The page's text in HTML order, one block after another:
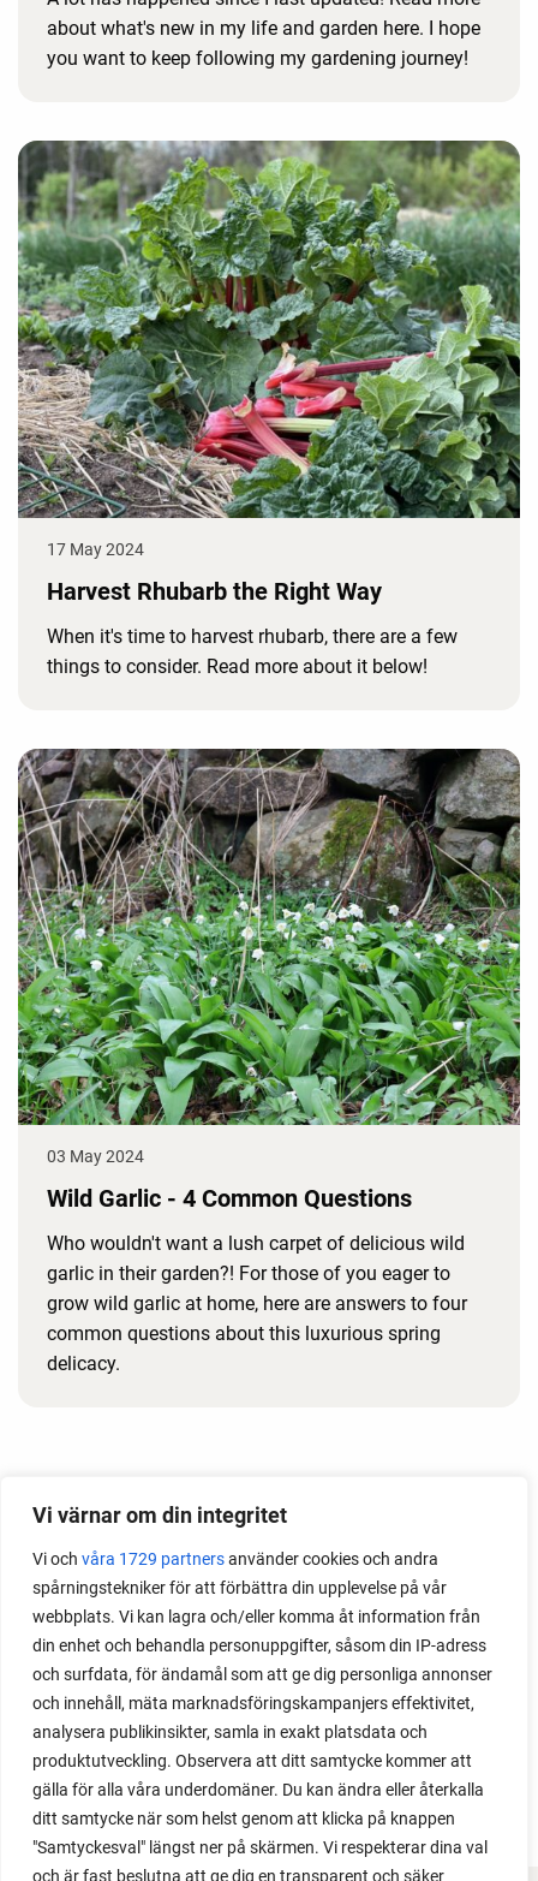
Vi värnar om din integritet
Vi och våra 1729 partnersanvänder cookies och andra
spårningstekniker för att förbättra din upplevelse på vår
webbplats. Vi kan lagra och/eller komma åt information från
din enhet och behandla personuppgifter, såsom din IP-adress
och surfdata, för ändamål som att ge dig personliga annonser
och innehåll, mäta marknadsföringskampanjers effektivitet,
analysera publikinsikter, samla in exakt platsdata och
produktutveckling. Observera att ditt samtycke kommer att
gälla för alla våra underdomäner. Du kan ändra eller återkalla
ditt samtycke när som helst genom att klicka på knappen
"Samtyckesval" längst ner på skärmen. Vi respekterar dina val
och är fast beslutna att ge dig en transparent och säker
about what's new in my life and garden here. I hope
you want to keep following my gardening journey!
17 May 2024
Harvest Rhubarb the Right Way
When it's time to harvest rhubarb, there are a few
things to consider. Read more about it below!
03 May 2024
Wild Garlic - 4 Common Questions
Who wouldn't want a lush carpet of delicious wild
garlic in their garden?! For those of you eager to
grow wild garlic at home, here are answers to four
common questions about this luxurious spring
delicacy.
Month
2025
2024
2023
2022
2021
2020
2019
2018